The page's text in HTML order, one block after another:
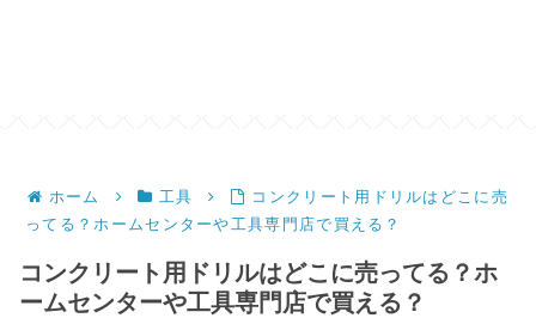
ホーム 工具
コンクリート用ドリルはどこに売
ってる？ホームセンターや工具専門店で買える？
コンクリート用ドリルはどこに売ってる？ホ
ームセンターや工具専門店で買える？